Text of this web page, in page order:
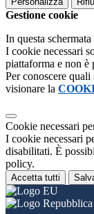
Gestione cookie
In questa
I cookie necessari
piattaforma e non è
Per conoscere
visionare la
Cookie necessari
I cookie necessari
disabilitati. È
policy.
Accetta tutti